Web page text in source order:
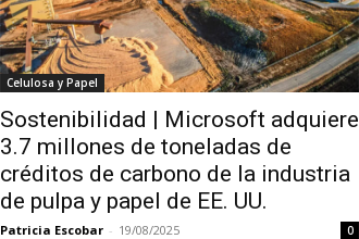
Celulosa y Papel
Sostenibilidad | Microsoft adquiere
3.7 millones de toneladas de
créditos de carbono de la industria
de pulpa y papel de EE. UU.
Patricia Escobar - 19/08/2025 0